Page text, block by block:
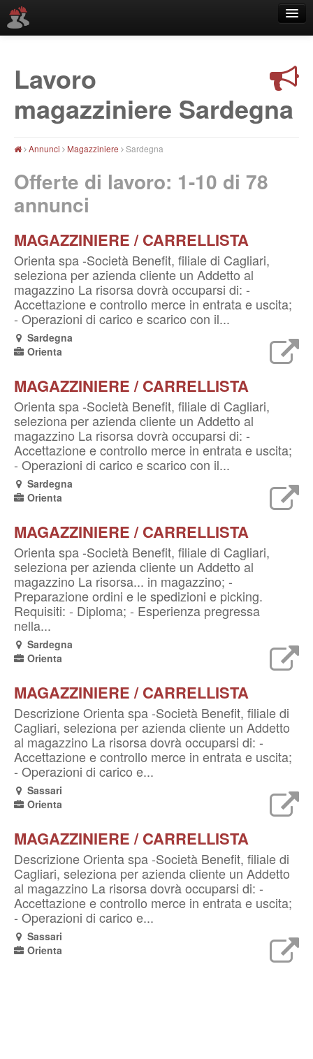
Località
Lavoro
magazziniere Sardegna
Annunci Magazziniere Sardegna
Offerte di lavoro: 1-10 di 78
annunci
MAGAZZINIERE / CARRELLISTA
Orienta spa -Società Benefit, filiale di Cagliari,
seleziona per azienda cliente un Addetto al
magazzino La risorsa dovrà occuparsi di: -
Accettazione e controllo merce in entrata e uscita;
- Operazioni di carico e scarico con il...
Sardegna
Orienta
MAGAZZINIERE / CARRELLISTA
Orienta spa -Società Benefit, filiale di Cagliari,
seleziona per azienda cliente un Addetto al
magazzino La risorsa dovrà occuparsi di: -
Accettazione e controllo merce in entrata e uscita;
- Operazioni di carico e scarico con il...
Sardegna
Orienta
MAGAZZINIERE / CARRELLISTA
Orienta spa -Società Benefit, filiale di Cagliari,
seleziona per azienda cliente un Addetto al
magazzino La risorsa... in magazzino; -
Preparazione ordini e le spedizioni e picking.
Requisiti: - Diploma; - Esperienza pregressa
nella...
Sardegna
Orienta
MAGAZZINIERE / CARRELLISTA
Descrizione Orienta spa -Società Benefit, filiale di
Cagliari, seleziona per azienda cliente un Addetto
al magazzino La risorsa dovrà occuparsi di: -
Accettazione e controllo merce in entrata e uscita;
- Operazioni di carico e...
Sassari
Orienta
MAGAZZINIERE / CARRELLISTA
Descrizione Orienta spa -Società Benefit, filiale di
Cagliari, seleziona per azienda cliente un Addetto
al magazzino La risorsa dovrà occuparsi di: -
Accettazione e controllo merce in entrata e uscita;
- Operazioni di carico e...
Sassari
Orienta